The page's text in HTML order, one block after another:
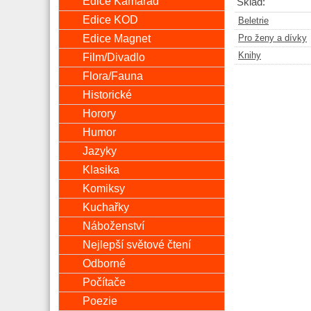
Beletrie
Pro ženy a dívky
Knihy
Edice KOD
Edice Magnet
Film/Divadlo
Flora/Fauna
Historické
Horory
Humor
Jazyky
Klasika
Komiksy
Kuchařky
Náboženství
Nejlepší světové čtení
Odborné
Počítače
Poezie